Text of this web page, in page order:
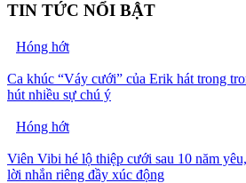
TIN TỨC NỔI BẬT
Hóng hớt
Ca khúc “Váy cưới” của Erik hát trong
hút nhiều sự chú ý
Hóng hớt
Viên Vibi hé lộ thiệp cưới sau 10 năm
lời nhắn riêng đầy xúc động